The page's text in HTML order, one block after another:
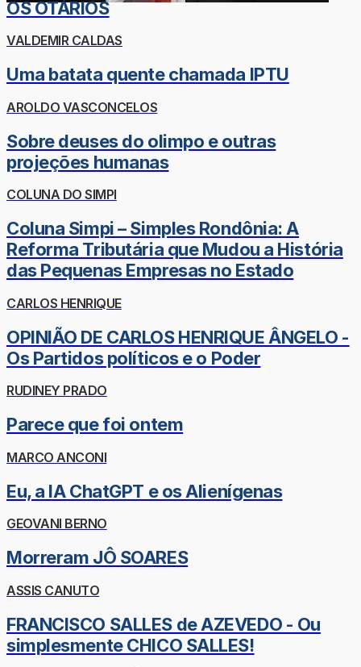
OS OTÁRIOS
VALDEMIR CALDAS
Uma batata quente chamada IPTU
AROLDO VASCONCELOS
Sobre deuses do olimpo e outras
projeções humanas
COLUNA DO SIMPI
Coluna Simpi – Simples Rondônia: A
Reforma Tributária que Mudou a História
das Pequenas Empresas no Estado
CARLOS HENRIQUE
OPINIÃO DE CARLOS HENRIQUE ÂNGELO -
Os Partidos políticos e o Poder
RUDINEY PRADO
Parece que foi ontem
MARCO ANCONI
Eu, a IA ChatGPT e os Alienígenas
GEOVANI BERNO
Morreram JÔ SOARES
ASSIS CANUTO
FRANCISCO SALLES de AZEVEDO - Ou
simplesmente CHICO SALLES!